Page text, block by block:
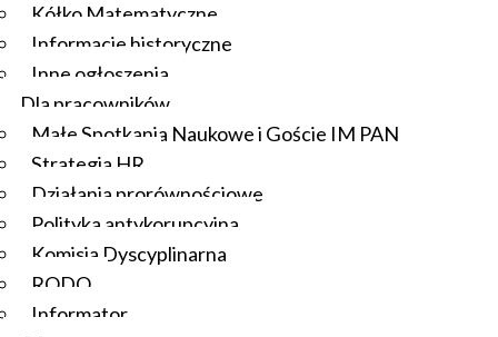
Kółko Matematyczne
Informacje historyczne
Inne ogłoszenia
Dla pracowników
Małe Spotkania Naukowe i Goście IM PAN
Strategia HR
Działania prorównościowe
Polityka antykorupcyjna
Komisja Dyscyplinarna
RODO
Informator